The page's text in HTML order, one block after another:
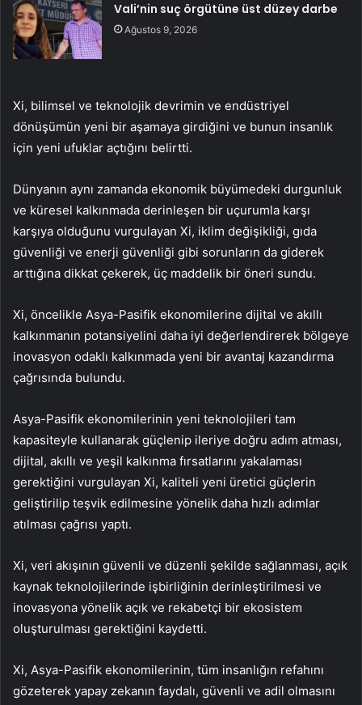
Vali’nin suç örgütüne üst düzey darbe
Ağustos 9, 2026
Xi, bilimsel ve teknolojik devrimin ve endüstriyel
dönüşümün yeni bir aşamaya girdiğini ve bunun insanlık
için yeni ufuklar açtığını belirtti.
Dünyanın aynı zamanda ekonomik büyümedeki durgunluk
ve küresel kalkınmada derinleşen bir uçurumla karşı
karşıya olduğunu vurgulayan Xi, iklim değişikliği, gıda
güvenliği ve enerji güvenliği gibi sorunların da giderek
arttığına dikkat çekerek, üç maddelik bir öneri sundu.
Xi, öncelikle Asya-Pasifik ekonomilerine dijital ve akıllı
kalkınmanın potansiyelini daha iyi değerlendirerek bölgeye
inovasyon odaklı kalkınmada yeni bir avantaj kazandırma
çağrısında bulundu.
Asya-Pasifik ekonomilerinin yeni teknolojileri tam
kapasiteyle kullanarak güçlenip ileriye doğru adım atması,
dijital, akıllı ve yeşil kalkınma fırsatlarını yakalaması
gerektiğini vurgulayan Xi, kaliteli yeni üretici güçlerin
geliştirilip teşvik edilmesine yönelik daha hızlı adımlar
atılması çağrısı yaptı.
Xi, veri akışının güvenli ve düzenli şekilde sağlanması, açık
kaynak teknolojilerinde işbirliğinin derinleştirilmesi ve
inovasyona yönelik açık ve rekabetçi bir ekosistem
oluşturulması gerektiğini kaydetti.
Xi, Asya-Pasifik ekonomilerinin, tüm insanlığın refahını
gözeterek yapay zekanın faydalı, güvenli ve adil olmasını